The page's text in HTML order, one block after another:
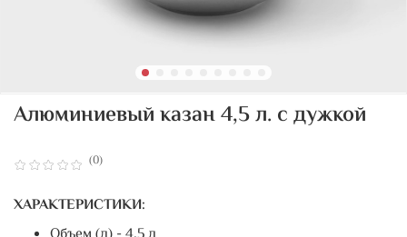
(0)
Алюминиевый казан 4,5 л. с дужкой
ХАРАКТЕРИСТИКИ: